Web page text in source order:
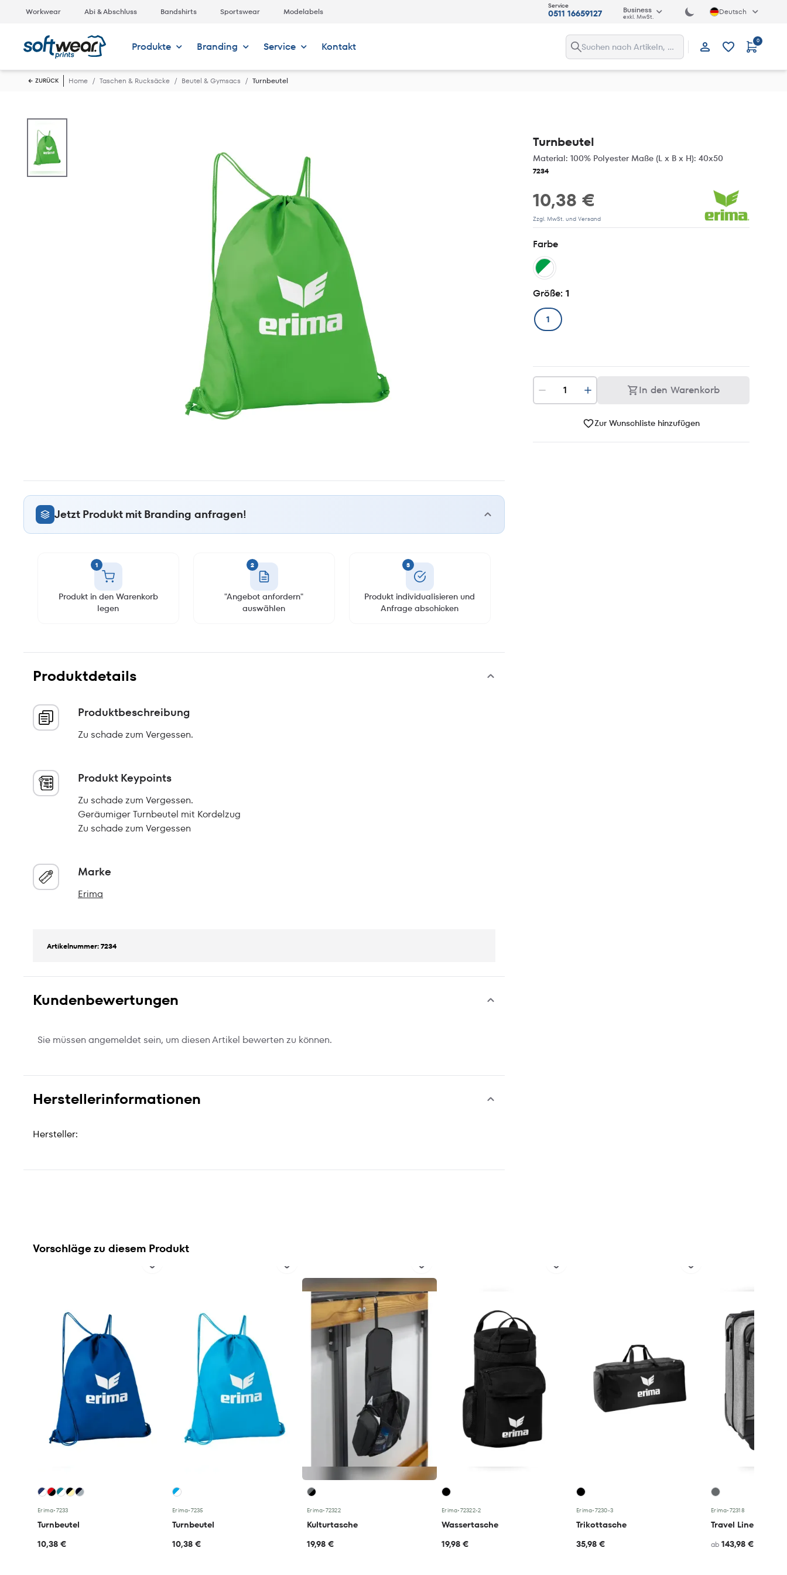
Workwear Abi & Abschluss Bandshirts Sportswear Modelabels
Service
0511 16659127 Business
exkl. MwSt. Deutsch
Produkte Branding Service Kontakt Anmelden
0
ZURÜCK Home Taschen & Rucksäcke Beutel & Gymsacs Turnbeutel
Turnbeutel
Material: 100% Polyester Maße (L x B x H): 40x50
7234
10,38 €
Zzgl. MwSt. und Versand
Farbe
Größe: 1
1
In den Warenkorb
Zur Wunschliste hinzufügen
Jetzt Produkt mit Branding anfragen!
1
Produkt in den Warenkorb
legen
2
"Angebot anfordern"
auswählen
3
Produkt individualisieren und
Anfrage abschicken
Produktdetails
Produktbeschreibung
Zu schade zum Vergessen.
Produkt Keypoints
Zu schade zum Vergessen.
Geräumiger Turnbeutel mit Kordelzug
Zu schade zum Vergessen
Marke
Erima
Artikelnummer: 7234
Kundenbewertungen
Sie müssen angemeldet sein, um diesen Artikel bewerten zu können.
Herstellerinformationen
Hersteller:
Vorschläge zu diesem Produkt
Erima•7233
Turnbeutel
10,38 €
Erima•7235
Turnbeutel
10,38 €
Erima•72322
Kulturtasche
19,98 €
Erima•72322-2
Wassertasche
19,98 €
Erima•7230-3
Trikottasche
35,98 €
Erima•72318
Travel Line Travel
ab 143,98 €